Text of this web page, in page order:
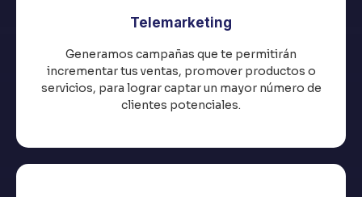
Telemarketing
Generamos campañas que te permitirán
incrementar tus ventas, promover productos o
servicios, para lograr captar un mayor número de
clientes potenciales.